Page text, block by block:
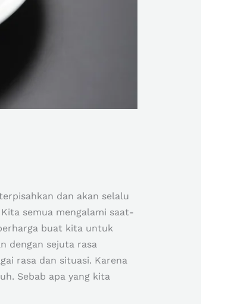
dan akan selalu
semua mengalami saat-
buat kita untuk
dengan sejuta rasa
rasa dan situasi. Karena
Sebab apa yang kita